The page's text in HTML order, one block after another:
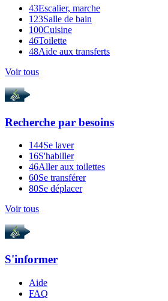
43Escalier, marche
123Salle de bain
100Cuisine
46Toilette
48Aide aux transferts
Voir tous
Recherche par besoins
144Se laver
16S'habiller
46Aller aux toilettes
60Se transférer
80Se déplacer
Voir tous
S'informer
Aide
FAQ